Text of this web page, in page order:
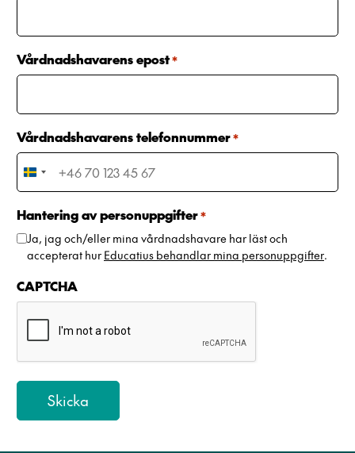
Vårdnadshavarens epost*
Vårdnadshavarens telefonnummer*
S
w
d
e
n
4
Hantering av personuppgifter*
Ja, jag och/eller mina vårdnadshavare har läst och
accepterat hur Educatius behandlar mina personuppgifter.
CAPTCHA